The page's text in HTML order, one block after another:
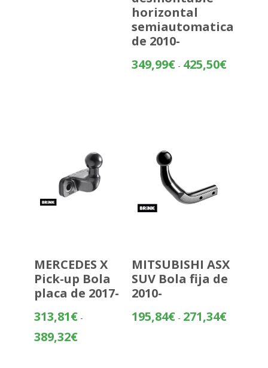
horizontal
semiautomatica
de 2010-
349,99€ - 425,50€Rango
MERCEDES X
Pick-up Bola
placa de 2017-
313,81€ -
389,32€Rango
MITSUBISHI ASX
SUV Bola fija de
2010-
195,84€ - 271,34€Rango